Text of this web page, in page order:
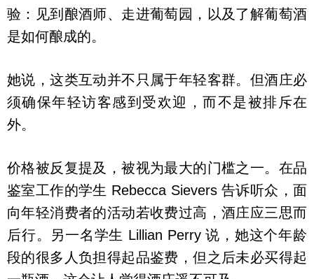
验：见到酿酒师、走进葡萄园，以及了解葡萄酒
是如何酿成的。
她说，这类互动并不只属于年轻客群。但酒庄必
须确保年轻访客感到受欢迎，而不是被排斥在
外。
价格被反复提及，被视为最大的门槛之一。在品
鉴室工作的学生 Rebecca Sievers 告诉听众，面
向年轻消费者的活动若收费过高，酒庄应三思而
后行。另一名学生 Lillian Perry 说，她这个年龄
段的很多人负担得起品鉴费，但之后未必买得起